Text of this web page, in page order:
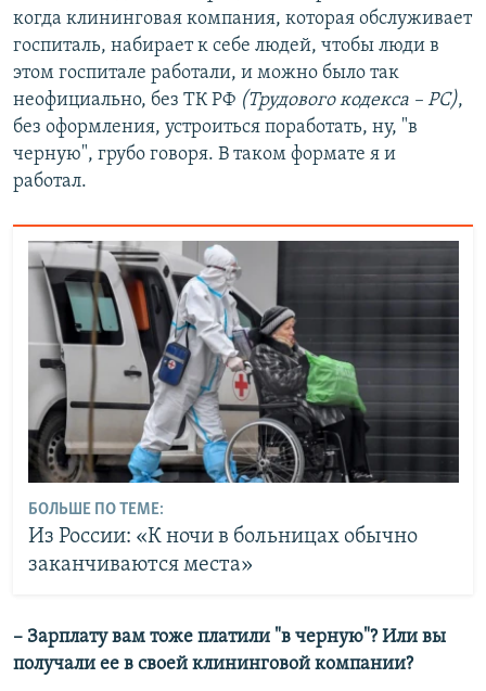
когда клининговая компания, которая обслуживает
госпиталь, набирает к себе людей, чтобы люди в
этом госпитале работали, и можно было так
неофициально, без ТК РФ (Трудового кодекса – РС),
без оформления, устроиться поработать, ну, "в
черную", грубо говоря. В таком формате я и
работал.
БОЛЬШЕ ПО ТЕМЕ:
Из России: «К ночи в больницах обычно
заканчиваются места»
– Зарплату вам тоже платили "в черную"? Или вы
получали ее в своей клининговой компании?